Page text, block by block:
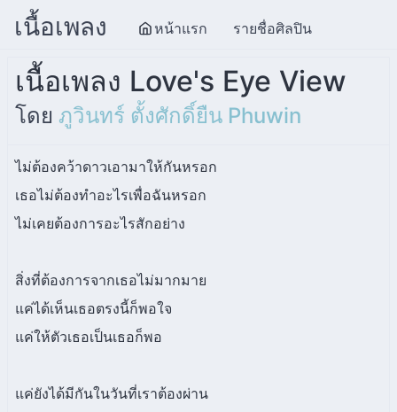
เนื้อเพลง หน้าแรก รายชื่อศิลปิน
เนื้อเพลง Love's Eye View
โดย ภูวินทร์ ตั้งศักดิ์ยืน Phuwin
ไม่ต้องคว้าดาวเอามาให้กันหรอก
เธอไม่ต้องทำอะไรเพื่อฉันหรอก
ไม่เคยต้องการอะไรสักอย่าง
สิ่งที่ต้องการจากเธอไม่มากมาย
แค่ได้เห็นเธอตรงนี้ก็พอใจ
แค่ให้ตัวเธอเป็นเธอก็พอ
แค่ยังได้มีกันในวันที่เราต้องผ่าน